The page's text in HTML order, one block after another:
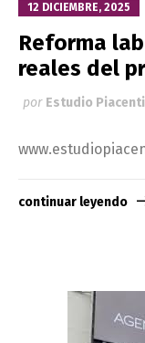
12 DICIEMBRE, 2025
Reforma
reales del
por Estudio
continuar leyendo